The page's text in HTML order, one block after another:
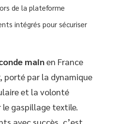
de la plateforme
intégrés pour sécuriser
mainen France
porté par la dynamique
et la volonté
gaspillage textile.